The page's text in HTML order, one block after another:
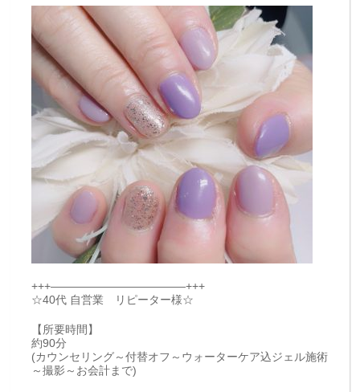
+++————————————+++
☆40代 自営業 リピーター様☆
【所要時間】
約90分
(カウンセリング～付替オフ～ウォーターケア込ジェル施術
～撮影～お会計まで)